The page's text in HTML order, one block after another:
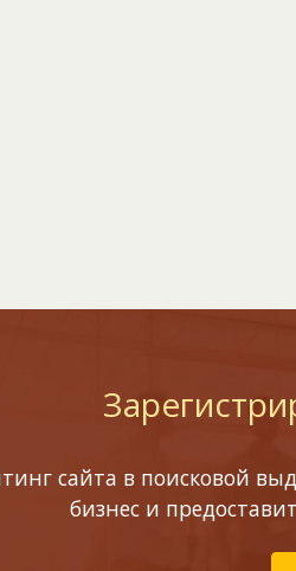
сайта в поисковой
бизнес и